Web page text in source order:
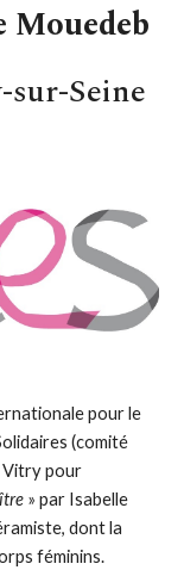
Mouedeb
Seine
pour le
(comité
Vitry pour
» par Isabelle
dont la
féminins.